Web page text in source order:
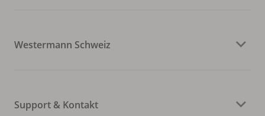
Westermann Schweiz
Support & Kontakt